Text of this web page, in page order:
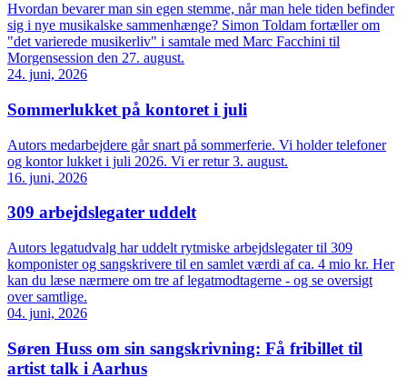
Hvordan bevarer man sin egen stemme, når man hele tiden befinder
sig i nye musikalske sammenhænge? Simon Toldam fortæller om
"det varierede musikerliv" i samtale med Marc Facchini til
Morgensession den 27. august.
24. juni, 2026
Sommerlukket på kontoret i juli
Autors medarbejdere går snart på sommerferie. Vi holder telefoner
og kontor lukket i juli 2026. Vi er retur 3. august.
16. juni, 2026
309 arbejdslegater uddelt
Autors legatudvalg har uddelt rytmiske arbejdslegater til 309
komponister og sangskrivere til en samlet værdi af ca. 4 mio kr. Her
kan du læse nærmere om tre af legatmodtagerne - og se oversigt
over samtlige.
04. juni, 2026
Søren Huss om sin sangskrivning: Få fribillet til
artist talk i Aarhus